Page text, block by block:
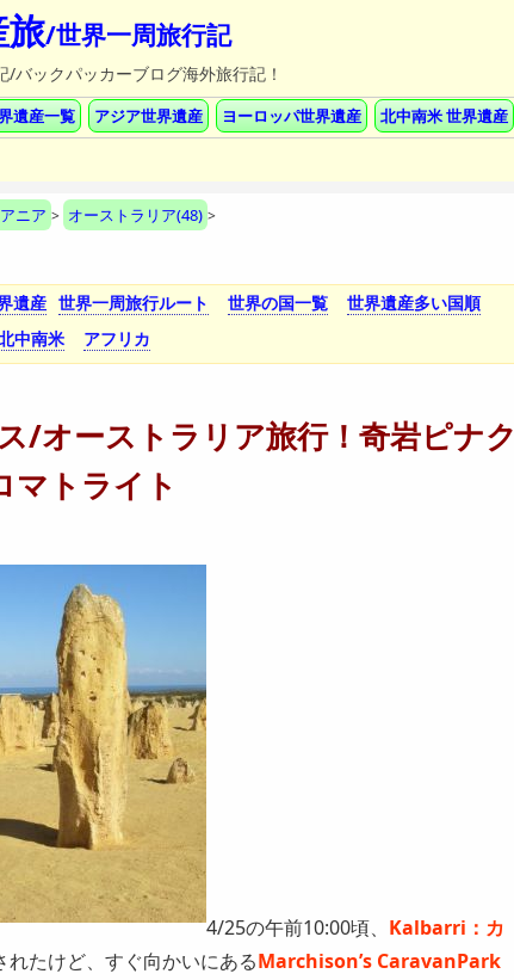
/世界一周旅行記
バックパッカーブログ海外旅行記！
遺産一覧 アジア世界遺産 ヨーロッパ世界遺産 北中南米 世界遺産
ニア > オーストラリア(48) >
遺産 世界一周旅行ルート 世界の国一覧 世界遺産多い国順
中南米 アフリカ
/オーストラリア旅行！奇岩ピナク
マトライト
4/25の午前10:00頃、 Kalbarri：カ
れたけど、すぐ向かいにあるMarchison’s CaravanPark